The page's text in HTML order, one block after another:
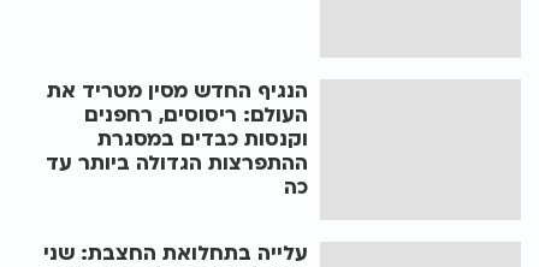
הנגיף החדש מסין מטריד את
העולם: ריסוסים, רחפנים
וקנסות כבדים במסגרת
ההתפרצות הגדולה ביותר עד
כה
עלייה בתחלואת החצבת: שני